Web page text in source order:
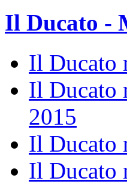
Il Ducato -
Il Ducato
Il Ducato
2015
Il Ducato
Il Ducato